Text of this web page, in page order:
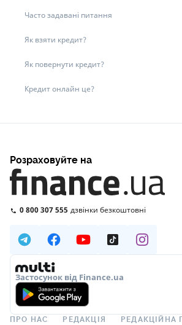
Часто задавані питання
Як взяти кредит?
Як повернути кредит?
Кредит онлайн це?
Розраховуйте на
0 800 307 555 дзвінки безкоштовні
Застосунок від Finance.ua
ПРО НАС РЕДАКЦІЯ РЕДАКЦІЙНА